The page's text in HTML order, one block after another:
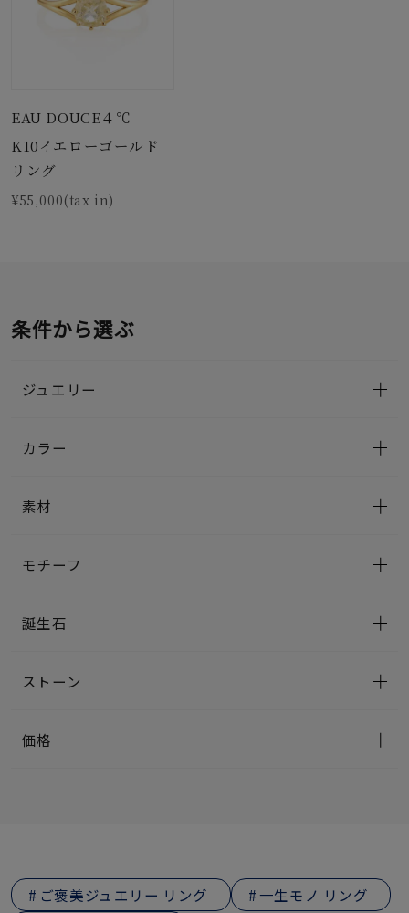
EAU DOUCE４℃
K10イエローゴールド
リング
¥55,000(tax in)
条件から選ぶ
ジュエリー
カラー
素材
モチーフ
誕生石
ストーン
価格
ご褒美ジュエリー リング
一生モノ リング